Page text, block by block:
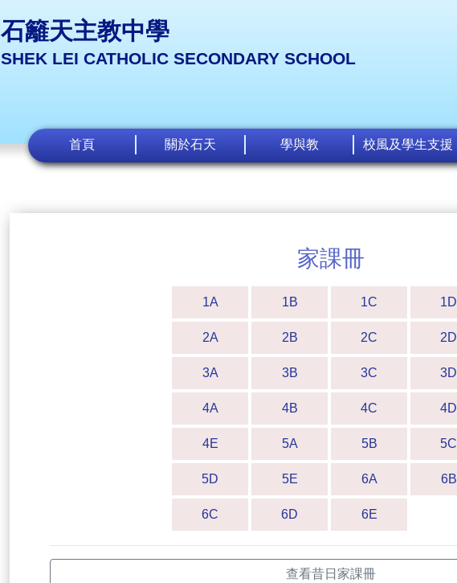
石籬天主教中學
SHEK LEI CATHOLIC SECONDARY SCHOOL
首頁 關於石天 學與教 校風及學生支援
家課冊
1A 1B 1C 1D
2A 2B 2C 2D
3A 3B 3C 3D
4A 4B 4C 4D
4E 5A 5B 5C
5D 5E 6A 6B
6C 6D 6E
查看昔日家課冊